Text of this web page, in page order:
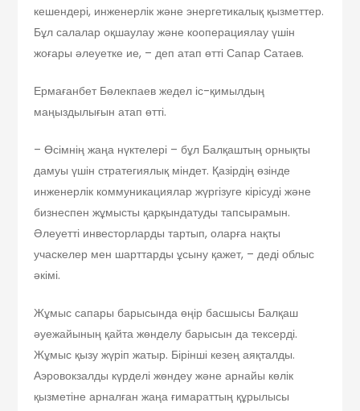
кешендері, инженерлік және энергетикалық қызметтер.
Бұл салалар оқшаулау және кооперациялау үшін
жоғары әлеуетке ие, – деп атап өтті Сапар Сатаев.
Ермағанбет Бөлекпаев жедел іс-қимылдың
маңыздылығын атап өтті.
– Өсімнің жаңа нүктелері – бұл Балқаштың орнықты
дамуы үшін стратегиялық міндет. Қазірдің өзінде
инженерлік коммуникациялар жүргізуге кірісуді және
бизнеспен жұмысты қарқындатуды тапсырамын.
Әлеуетті инвесторларды тартып, оларға нақты
учаскелер мен шарттарды ұсыну қажет, – деді облыс
әкімі.
Жұмыс сапары барысында өңір басшысы Балқаш
әуежайының қайта жөнделу барысын да тексерді.
Жұмыс қызу жүріп жатыр. Бірінші кезең аяқталды.
Аэровокзалды күрделі жөндеу және арнайы көлік
қызметіне арналған жаңа ғимараттың құрылысы